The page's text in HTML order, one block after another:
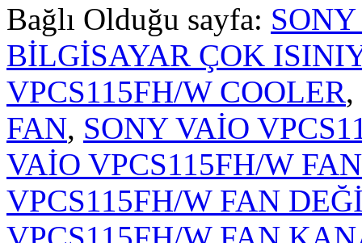
Bağlı Olduğu sayfa:
BİLGİSAYAR ÇOK
VPCS115FH/W COOLER,
FAN, SONY VAİO
VAİO VPCS115FH/W
VPCS115FH/W FAN